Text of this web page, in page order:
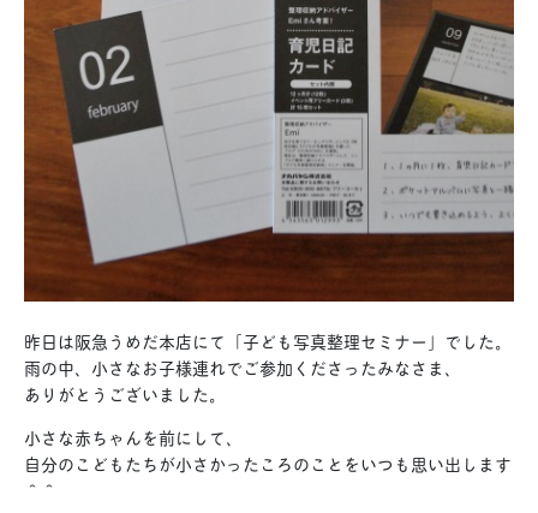
昨日は阪急うめだ本店にて「子ども写真整理セミナー」でした。
雨の中、小さなお子様連れでご参加くださったみなさま、
ありがとうございました。
小さな赤ちゃんを前にして、
自分のこどもたちが小さかったころのことをいつも思い出します
＾＾